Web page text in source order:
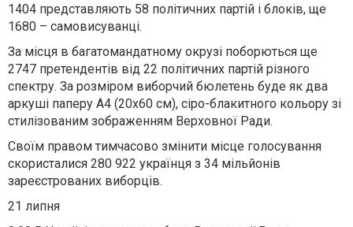
1404 представляють 58 політичних партій і блоків, ще
1680 – самовисуванці.
За місця в багатомандатному окрузі поборються ще
2747 претендентів від 22 політичних партій різного
спектру. За розміром виборчий бюлетень буде як два
аркуші паперу А4 (20х60 см), сіро-блакитного кольору зі
стилізованим зображенням Верховної Ради.
Своїм правом тимчасово змінити місце голосування
скористалися 280 922 українця з 34 мільйонів
зареєстрованих виборців.
21 липня